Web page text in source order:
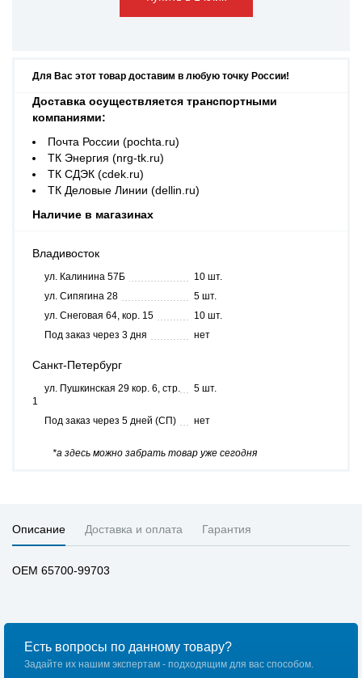
Для Вас этот товар доставим в любую точку России!
Доставка осуществляется транспортными
компаниями:
Почта России (pochta.ru)
ТК Энергия (nrg-tk.ru)
ТК СДЭК (cdek.ru)
ТК Деловые Линии (dellin.ru)
Наличие в магазинах
Владивосток
ул. Калинина 57Б
10 шт.
ул. Сипягина 28
5 шт.
ул. Снеговая 64, кор. 15
10 шт.
Под заказ через 3 дня
нет
Санкт-Петербург
ул. Пушкинская 29 кор. 6, стр.
1
5 шт.
Под заказ через 5 дней (СП) нет
*а здесь можно забрать товар уже сегодня
Описание Доставка и оплата Гарантия
OEM 65700-99703
Есть вопросы по данному товару?
Задайте их нашим экспертам - подходящим для вас способом.